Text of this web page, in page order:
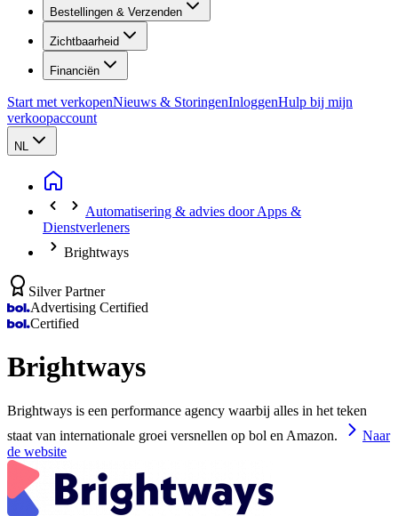
Bestellingen & Verzenden
Zichtbaarheid
Financiën
Start met verkopenNieuws & StoringenInloggenHulp bij mijn
verkoopaccount
NL
Automatisering & advies door Apps &
Dienstverleners
Brightways
Silver Partner
Advertising Certified
Certified
Brightways
Brightways is een performance agency waarbij alles in het teken
staat van internationale groei versnellen op bol en Amazon.
Naar
de website